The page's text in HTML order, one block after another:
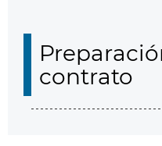
contrato